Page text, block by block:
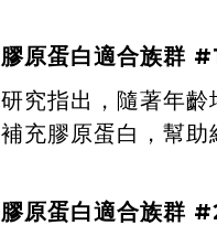
膠原蛋白適合族群
研究指出，隨著年齡
補充膠原蛋白，幫助
膠原蛋白適合族群